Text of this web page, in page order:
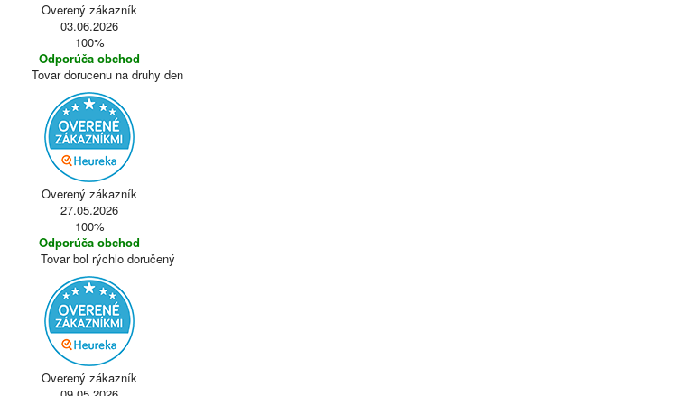
Overený zákazník
03.06.2026
100%
Odporúča obchod
Tovar dorucenu na druhy den
Overený zákazník
27.05.2026
100%
Odporúča obchod
Tovar bol rýchlo doručený
Overený zákazník